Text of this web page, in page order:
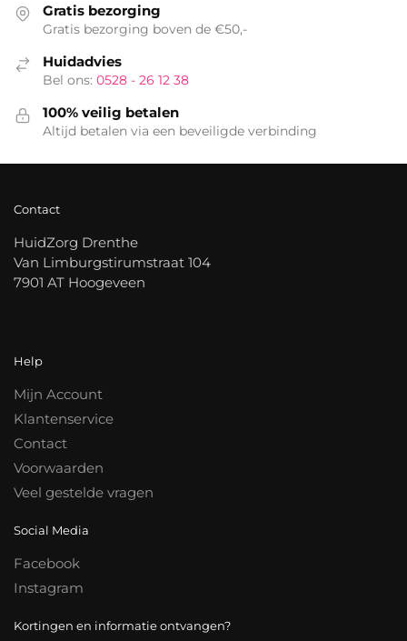
Gratis bezorging
Gratis bezorging boven de €50,-
Huidadvies
Bel ons: 0528 - 26 12 38
100% veilig betalen
Altijd betalen via een beveiligde verbinding
Contact
HuidZorg Drenthe
Van Limburgstirumstraat 104
7901 AT Hoogeveen
Help
Mijn Account
Klantenservice
Contact
Voorwaarden
Veel gestelde vragen
Social Media
Facebook
Instagram
Kortingen en informatie ontvangen?